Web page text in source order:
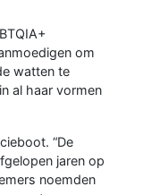
om
watten te
al haar vormen
“De
jaren op
noemden